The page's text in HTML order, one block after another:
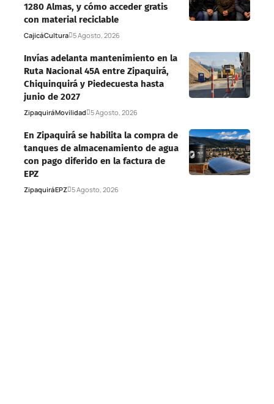
1280 Almas, y cómo acceder gratis
con material reciclable
CajicáCultura 5 Agosto, 2026
Invías adelanta mantenimiento en la
Ruta Nacional 45A entre Zipaquirá,
Chiquinquirá y Piedecuesta hasta
junio de 2027
ZipaquiráMovilidad 5 Agosto, 2026
En Zipaquirá se habilita la compra de
tanques de almacenamiento de agua
con pago diferido en la factura de
EPZ
ZipaquiráEPZ 5 Agosto, 2026